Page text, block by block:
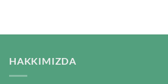
HAKKIMIZDA